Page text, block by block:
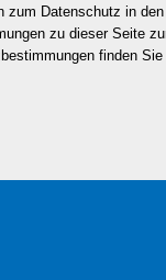
zum Datenschutz in den
zu dieser Seite
finden